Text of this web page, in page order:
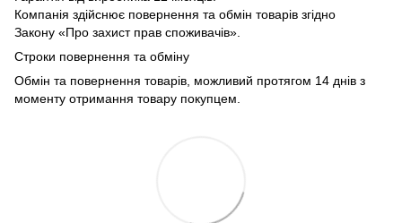
Компанія здійснює повернення та обмін товарів згідно
Закону «Про захист прав споживачів».
Строки повернення та обміну
Обмін та повернення товарів, можливий протягом 14 днів з
моменту отримання товару покупцем.